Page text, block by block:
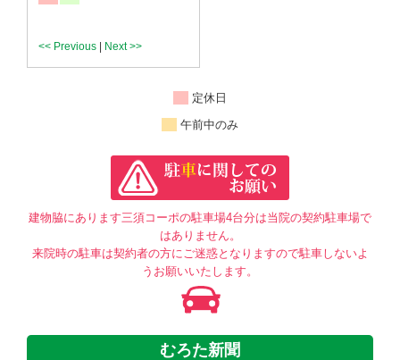
<< Previous Next >>
定休日
午前中のみ
建物脇にあります三須コーポの駐車場4台分は当院の契約駐車場で
はありません。
来院時の駐車は契約者の方にご迷惑となりますので駐車しないよ
うお願いいたします。
むろた新聞